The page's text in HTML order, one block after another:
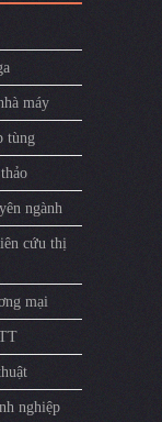
máy
tùng
ngành
cứu thị
mại
nghiệp